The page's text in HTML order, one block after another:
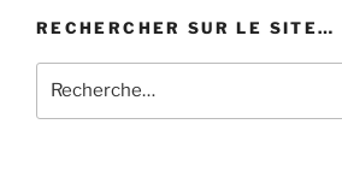
RECHERCHER SUR LE SITE…
pour